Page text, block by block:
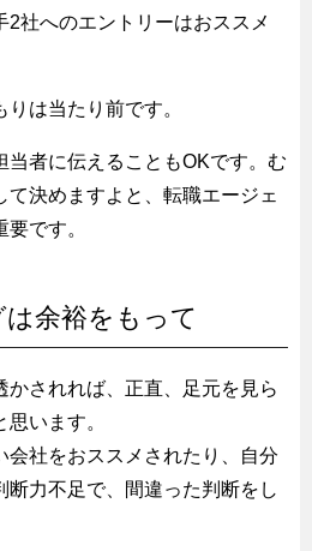
2社へのエントリーはおススメ
は当たり前です。
当者に伝えることもOKです。む
て決めますよと、転職エージェ
です。
余裕をもって
かされれば、正直、足元を見ら
います。
会社をおススメされたり、自分
断力不足で、間違った判断をし